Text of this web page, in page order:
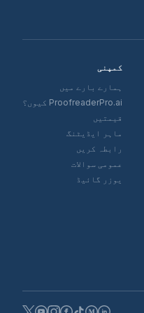
کمپنی
ہمارے بارے میں
ProofreaderPro.ai کیوں؟
قیمتیں
ماہر ایڈیٹنگ
رابطہ کریں
عمومی سوالات
یوزر گائیڈ